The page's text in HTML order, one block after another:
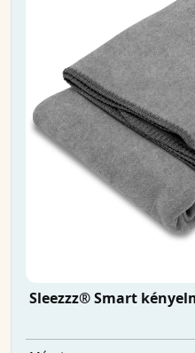
Sleezzz® Smart